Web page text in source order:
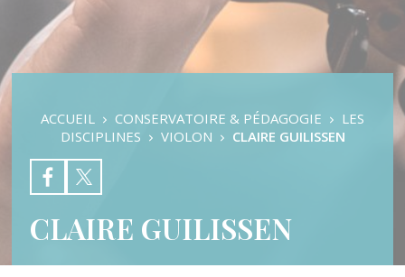
Pratiques d’ensembles
Auditions & Examens
Les Disciplines
Les Orchestres
Danse Classique
Danse Contemporaine
Danse Modern Jazz
Batterie
Clarinette
Contrebasse
Cor
ACCUEIL CONSERVATOIRE & PÉDAGOGIE
LES
DISCIPLINES
VIOLON CLAIRE GUILISSEN
CLAIRE GUILISSEN